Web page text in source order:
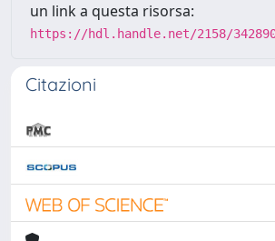
un link a questa risorsa:
https://hdl.handle.net/2158/
Citazioni